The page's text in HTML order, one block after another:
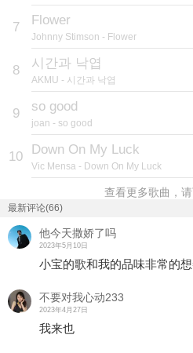
7 Flower
Johnny Stimson - Flower
8 시간과 낙엽
AKMU - 시간과 낙엽
9 so good
joan - so good
10 Down On My Luck
Vic Mensa - Down On My Luck
查看更多歌曲，
最新评论(66)
他今天撒娇了吗
2023年5月10日
小宝的歌和我的品味非常的想
不要对我心动233
2023年4月27日
我来也